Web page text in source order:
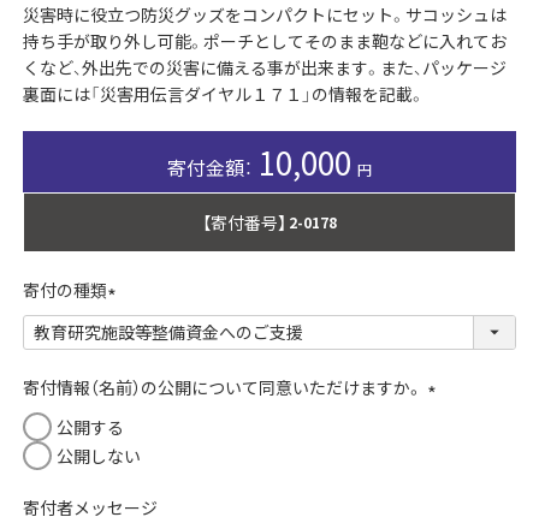
災害時に役立つ防災グッズをコンパクトにセット。サコッシュは
持ち手が取り外し可能。ポーチとしてそのまま鞄などに入れてお
くなど、外出先での災害に備える事が出来ます。また、パッケージ
裏面には「災害用伝言ダイヤル１７１」の情報を記載。
10,000
【寄付番号】 2-0178
寄付の種類
(
必
須
)
寄付情報（名前）の公開について同意いただけますか。
公開する
公開しない
寄付者メッセージ